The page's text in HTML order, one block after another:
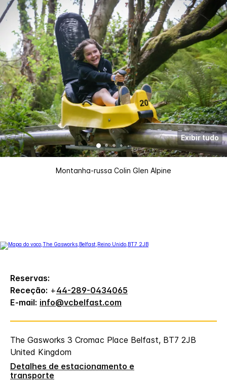
Montanha-russa Colin Glen Alpine
Exibir tudo
Reservas:
Receção: +44-289-0434065
E-mail: info@vcbelfast.com
The Gasworks 3 Cromac Place Belfast, BT7 2JB
United Kingdom
Detalhes de estacionamento e
transporte